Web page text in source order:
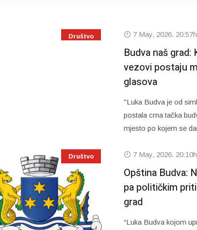
Društvo 7 May, 2026. 20:57h
Budva naš grad:
vezovi postaju
glasova
"Luka Budva je od
postala crna tačka
mjesto po kojem se
Društvo 7 May, 2026. 20:10h
Opština Budva:
pa političkim
grad
“Luka Budva kojom